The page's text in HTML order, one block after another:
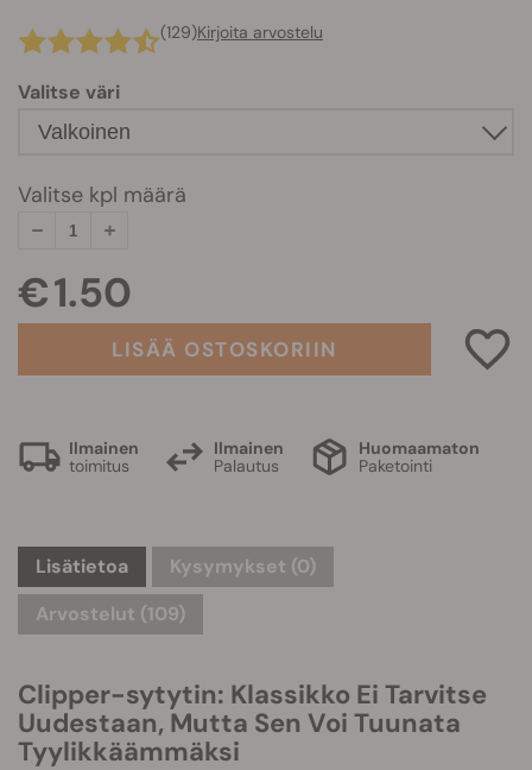
(129)Kirjoita arvostelu
Valitse väri
Valitse kpl määrä
€ 1.50
LISÄÄ OSTOSKORIIN
Ilmainen
toimitus
Ilmainen
Palautus
Huomaamaton
Paketointi
Lisätietoa Kysymykset (0)
Arvostelut (109)
Clipper-sytytin: Klassikko Ei Tarvitse
Uudestaan, Mutta Sen Voi Tuunata
Tyylikkäämmäksi